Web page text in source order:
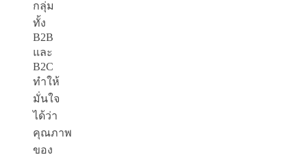
กลุ่ม
ทั้ง
B2B
และ
B2C
ทำให้
มั่นใจ
ได้ว่า
คุณภาพ
ของ